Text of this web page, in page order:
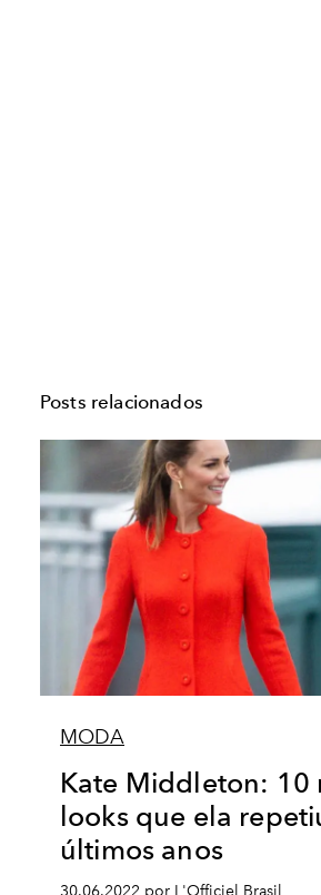
Posts relacionados
MODA
Kate Middleton: 10
looks que ela
últimos anos
30.06.2022 por L'Officiel Brasil